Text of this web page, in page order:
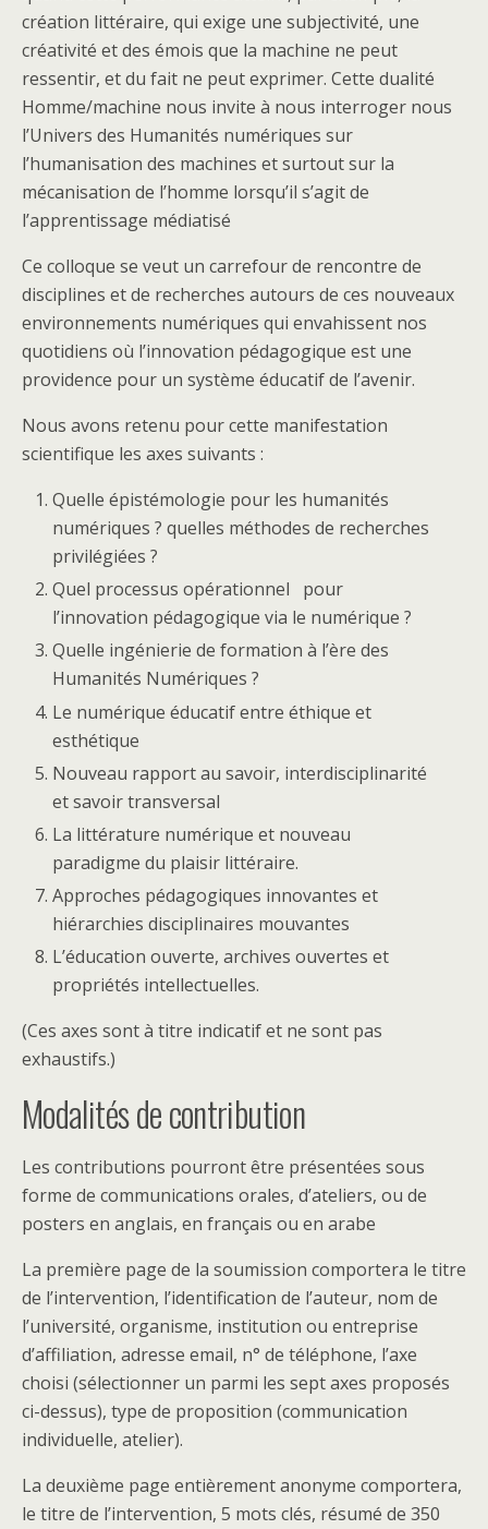
création littéraire, qui exige une subjectivité, une
créativité et des émois que la machine ne peut
ressentir, et du fait ne peut exprimer. Cette dualité
Homme/machine nous invite à nous interroger nous
l’Univers des Humanités numériques sur
l’humanisation des machines et surtout sur la
mécanisation de l’homme lorsqu’il s’agit de
l’apprentissage médiatisé
Ce colloque se veut un carrefour de rencontre de
disciplines et de recherches autours de ces nouveaux
environnements numériques qui envahissent nos
quotidiens où l’innovation pédagogique est une
providence pour un système éducatif de l’avenir.
Nous avons retenu pour cette manifestation
scientifique les axes suivants :
Quelle épistémologie pour les humanités
numériques ? quelles méthodes de recherches
privilégiées ?
Quel processus opérationnel pour
l’innovation pédagogique via le numérique ?
Quelle ingénierie de formation à l’ère des
Humanités Numériques ?
Le numérique éducatif entre éthique et
esthétique
Nouveau rapport au savoir, interdisciplinarité
et savoir transversal
La littérature numérique et nouveau
paradigme du plaisir littéraire.
Approches pédagogiques innovantes et
hiérarchies disciplinaires mouvantes
L’éducation ouverte, archives ouvertes et
propriétés intellectuelles.
(Ces axes sont à titre indicatif et ne sont pas
exhaustifs.)
Modalités de contribution
Les contributions pourront être présentées sous
forme de communications orales, d’ateliers, ou de
posters en anglais, en français ou en arabe
La première page de la soumission comportera le titre
de l’intervention, l’identification de l’auteur, nom de
l’université, organisme, institution ou entreprise
d’affiliation, adresse email, n° de téléphone, l’axe
choisi (sélectionner un parmi les sept axes proposés
ci-dessus), type de proposition (communication
individuelle, atelier).
La deuxième page entièrement anonyme comportera,
le titre de l’intervention, 5 mots clés, résumé de 350